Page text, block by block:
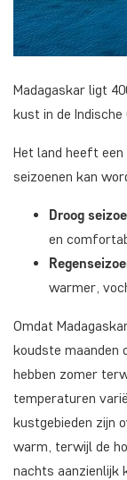
Madagaskar ligt
kust in de Indische
Het land heeft
seizoenen kan
Droog
en
warmer,
Omdat
koudste maanden
hebben zomer
temperaturen
kustgebieden zijn
warm, terwijl de
nachts aanzienlijk